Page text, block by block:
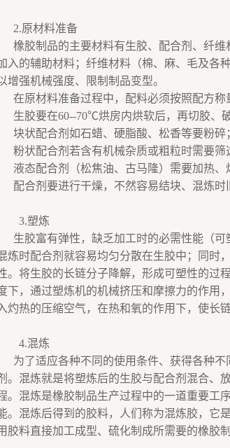
2.原材料准备
橡胶制品的主要材料有生胶、配合剂、纤
入的辅助材料；纤维材料（棉、麻、毛及各
增强机械强度、限制制品变型。
在原材料准备过程中，配料必须按照配方
生胶要在60--70℃烘房内烘软后，再切胶、
块状配合剂如石蜡、硬脂酸、松香等要粉碎
粉状配合剂若含有机械杂质或粗粒时需要筛
液态配合剂（松焦油、古马隆）需要加热、
配合剂要进行干燥，不然容易结块、混炼
3.塑炼
生胶富有弹性，缺乏加工时的必需性能（
炼时配合剂就容易均匀分散在生胶中；同时
。将生胶的长链分子降解，形成可塑性的过
下，通过塑炼机的机械挤压和摩擦力的作用
灼热的压缩空气，在热和氧的作用下，使长
4.混炼
为了适应各种不同的使用条件、获得各种
。混炼就是将塑炼后的生胶与配合剂混合、
。混炼是橡胶制品生产过程中的一道重要工
。混炼后得到的胶料，人们称为混炼胶，它
胶料直接加工成型、硫化制成所需要的橡胶